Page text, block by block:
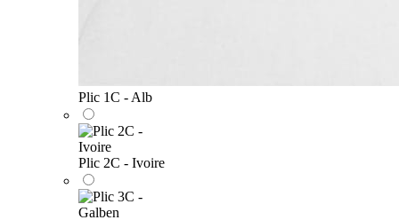
Plic 1C - Alb
Plic 2C - Ivoire